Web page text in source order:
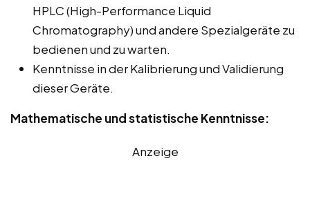
HPLC (High-Performance Liquid
Chromatography) und andere Spezialgeräte zu
bedienen und zu warten.
Kenntnisse in der Kalibrierung und Validierung
dieser Geräte.
Mathematische und statistische Kenntnisse:
Anzeige